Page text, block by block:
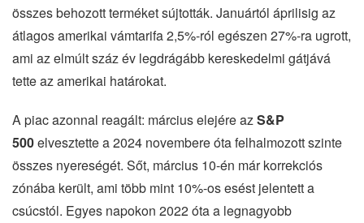
összes behozott terméket sújtották. Januártól áprilisig az
átlagos amerikai vámtarifa 2,5%-ról egészen 27%-ra ugrott,
ami az elmúlt száz év legdrágább kereskedelmi gátjává
tette az amerikai határokat.
A piac azonnal reagált: március elejére azS&P
500elvesztette a 2024 novembere óta felhalmozott szinte
összes nyereségét. Sőt, március 10-én már korrekciós
zónába került, ami több mint 10%-os esést jelentett a
csúcstól. Egyes napokon 2022 óta a legnagyobb